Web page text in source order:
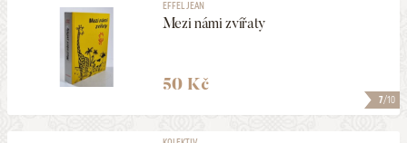
7/10
EFFEL JEAN
Mezi námi zvířaty
50 Kč